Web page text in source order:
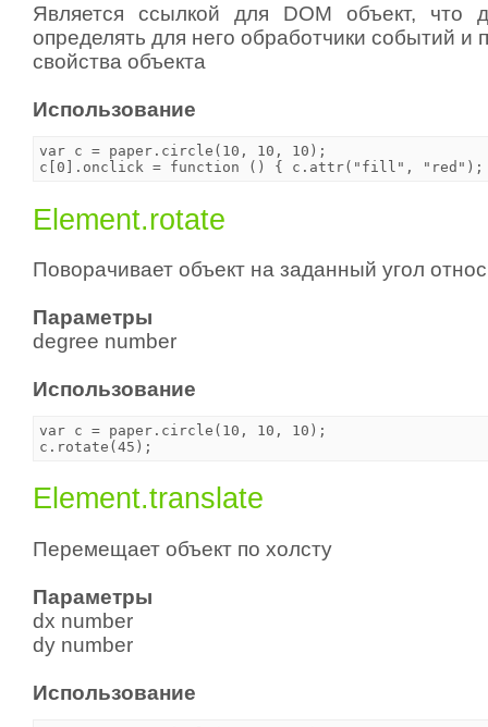
Является ссылкой для DOM объект, что
определять для него обработчики событий и
свойства объекта
Использование
var c = paper.circle(10, 10, 10);
Element.rotate
Поворачивает объект на заданный угол
Параметры
degree number
Использование
var c = paper.circle(10, 10, 10);
Element.translate
Перемещает объект по холсту
Параметры
dx number
dy number
Использование